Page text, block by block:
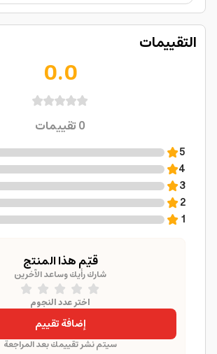
التقييمات
0.0
0تقييمات
5
4
3
2
1
قيّم هذا المنتج
شارك رأيك وساعد الآخرين
اختر عدد النجوم
إضافة تقييم
سيتم نشر تقييمك بعد المراجعة